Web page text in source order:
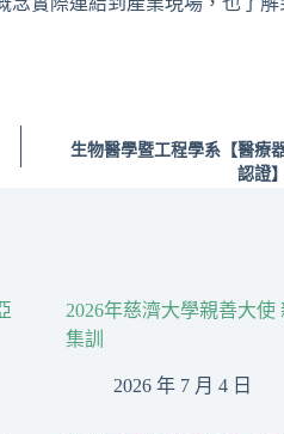
生物醫學暨工程學系【醫療
認證
2026年慈濟大學親善大
集訓
2026 年 7 月 4 日